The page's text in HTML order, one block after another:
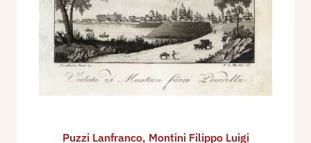
Puzzi Lanfranco, Montini Filippo Luigi